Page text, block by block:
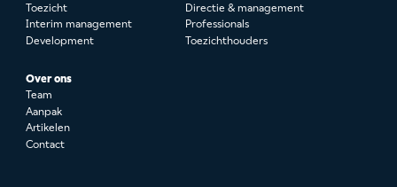
Toezicht
Interim management
Development
Directie & management
Professionals
Toezichthouders
Over ons
Team
Aanpak
Artikelen
Contact